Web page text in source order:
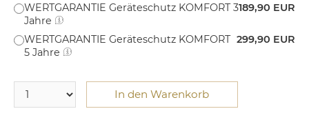
WERTGARANTIE Geräteschutz KOMFORT 3
Jahre
189,90 EUR
WERTGARANTIE Geräteschutz KOMFORT
5 Jahre
299,90 EUR
In den Warenkorb